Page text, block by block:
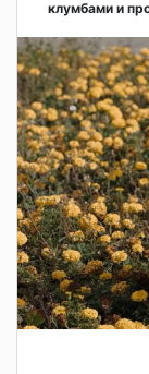
клумбами и